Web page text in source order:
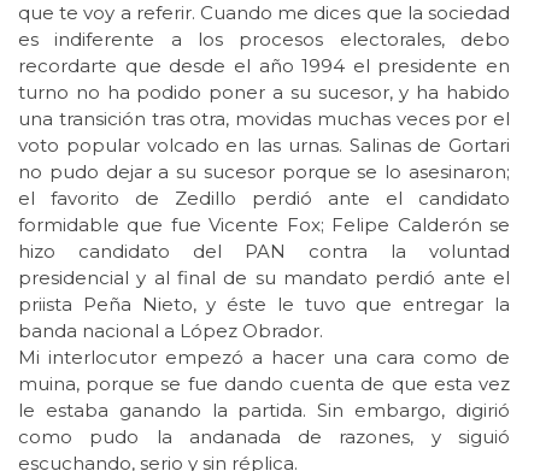
que te voy a referir. Cuando me dices que la sociedad
es indiferente a los procesos electorales, debo
recordarte que desde el año 1994 el presidente en
turno no ha podido poner a su sucesor, y ha habido
una transición tras otra, movidas muchas veces por el
voto popular volcado en las urnas. Salinas de Gortari
no pudo dejar a su sucesor porque se lo asesinaron;
el favorito de Zedillo perdió ante el candidato
formidable que fue Vicente Fox; Felipe Calderón se
hizo candidato del PAN contra la voluntad
presidencial y al final de su mandato perdió ante el
priista Peña Nieto, y éste le tuvo que entregar la
banda nacional a López Obrador.
Mi interlocutor empezó a hacer una cara como de
muina, porque se fue dando cuenta de que esta vez
le estaba ganando la partida. Sin embargo, digirió
como pudo la andanada de razones, y siguió
escuchando, serio y sin réplica.